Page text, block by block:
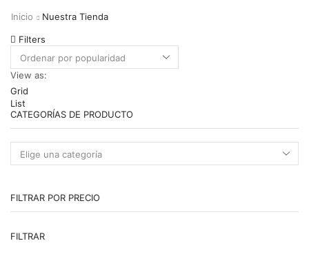
Inicio Nuestra Tienda
Filters
View as:
Grid
List
CATEGORÍAS DE PRODUCTO
FILTRAR POR PRECIO
FILTRAR